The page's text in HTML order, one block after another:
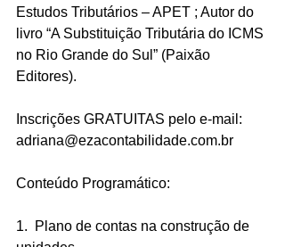
Estudos Tributários – APET ; Autor do
livro “A Substituição Tributária do ICMS
no Rio Grande do Sul” (Paixão
Editores).
Inscrições GRATUITAS pelo e-mail:
adriana@ezacontabilidade.com.br
Conteúdo Programático:
1.  Plano de contas na construção de